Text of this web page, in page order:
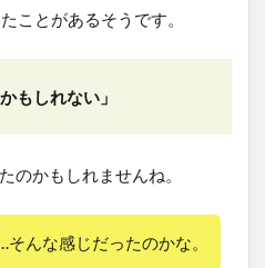
ことがあるそうです。
もしれない」
のかもしれませんね。
そんな感じだったのかな。